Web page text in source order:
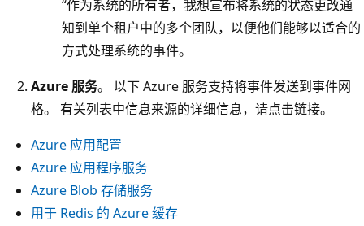
“作为系统的所有者，我想宣布将系统的状态更改通
知到单个租户中的多个团队，以便他们能够以适合的
方式处理系统的事件。
Azure 服务。 以下 Azure 服务支持将事件发送到事件网
格。 有关列表中信息来源的详细信息，请点击链接。
Azure 应用配置
Azure 应用程序服务
Azure Blob 存储服务
用于 Redis 的 Azure 缓存